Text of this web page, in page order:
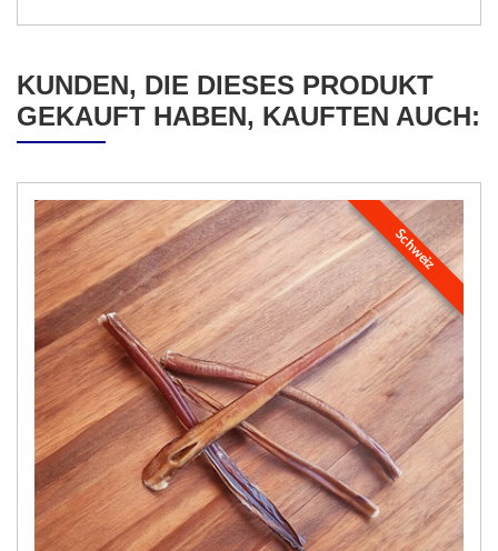
KUNDEN, DIE DIESES PRODUKT
GEKAUFT HABEN, KAUFTEN AUCH:
Schweiz